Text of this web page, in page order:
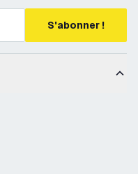
S'abonner !